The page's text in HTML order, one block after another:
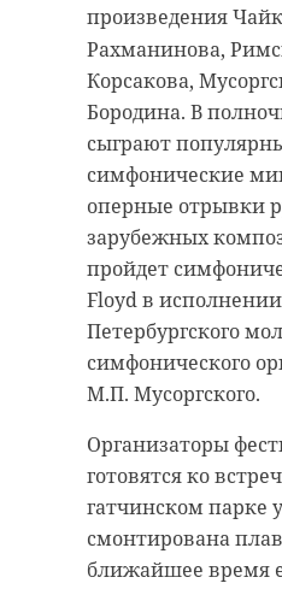
произведения
Рахманинова,
Корсакова,
Бородина. В
сыграют
симфонические
оперные отрывки
зарубежных
пройдет
Floyd в
Петербургского
симфонического
М.П. Мусоргского.
Организаторы
готовятся ко
гатчинском парке
смонтирована
ближайшее время